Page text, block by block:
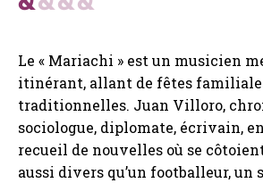
Le « Mariachi » est un musicien
itinérant, allant de fêtes
traditionnelles. Juan Villoro,
sociologue, diplomate, écrivain,
recueil de nouvelles où se
aussi divers qu’un footballeur, un